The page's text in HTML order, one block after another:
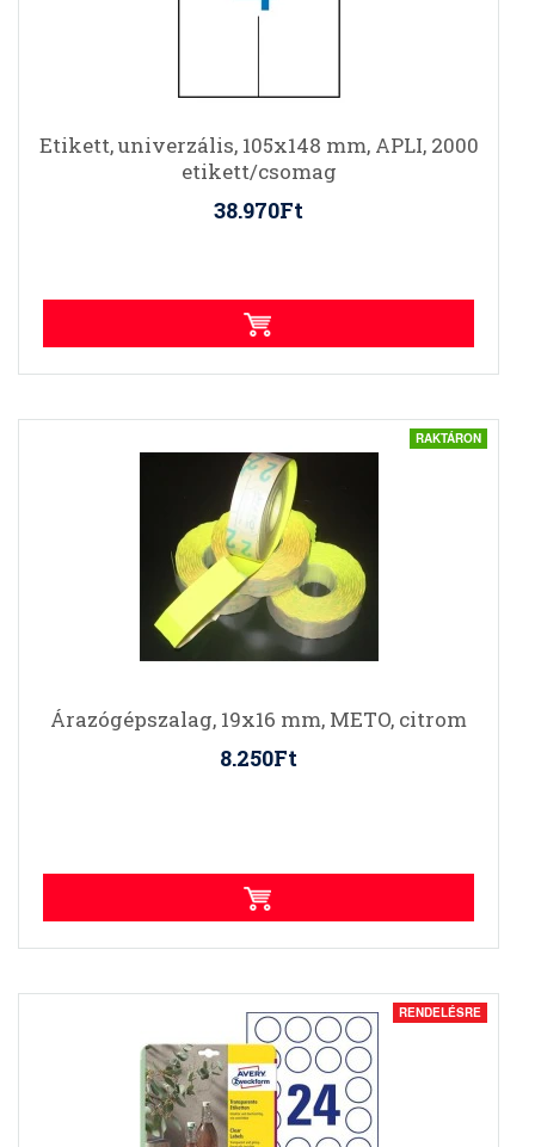
Etikett, univerzális, 105x148 mm, APLI, 2000
etikett/csomag
38.970Ft
RAKTÁRON
Árazógépszalag, 19x16 mm, METO, citrom
8.250Ft
RENDELÉSRE